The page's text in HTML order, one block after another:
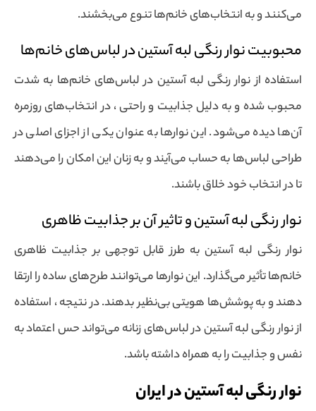
می‌کنند و به انتخاب‌های خانم‌ها تنوع می‌بخشند.
محبوبیت نوار رنگی لبه آستین در لباس‌های خانم‌ها
استفاده از نوار رنگی لبه آستین در لباس‌های خانم‌ها به شدت
محبوب شده و به دلیل جذابیت و راحتی ، در انتخاب‌های روزمره
آن‌ها دیده می‌شود. این نوارها به عنوان یکی از اجزای اصلی در
طراحی لباس‌ها به حساب می‌آیند و به زنان این امکان را می‌دهند
تا در انتخاب خود خلاق باشند.
نوار رنگی لبه آستین و تاثیر آن بر جذابیت ظاهری
نوار رنگی لبه آستین به طرز قابل توجهی بر جذابیت ظاهری
خانم‌ها تأثیر می‌گذارد. این نوارها می‌توانند طرح‌های ساده را ارتقا
دهند و به پوشش‌ها هویتی بی‌نظیر بدهند. در نتیجه ، استفاده
از نوار رنگی لبه آستین در لباس‌های زنانه می‌تواند حس اعتماد به
نفس و جذابیت را به همراه داشته باشد.
نوار رنگی لبه آستین در ایران